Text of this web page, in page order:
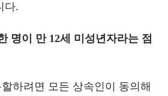
다.
명이 만 12세 미성년자라는 점
하려면 모든 상속인이 동의해